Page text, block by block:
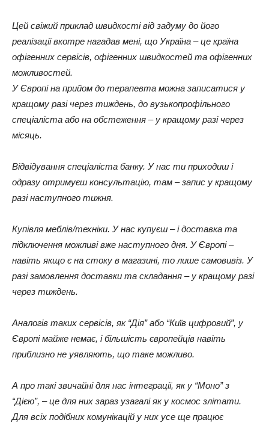
Цей свіжий приклад швидкості від задуму до його
реалізації вкотре нагадав мені, що Україна – це країна
офігенних сервісів, офігенних швидкостей та офігенних
можливостей.
У Європі на прийом до терапевта можна записатися у
кращому разі через тиждень, до вузькопрофільного
спеціаліста або на обстеження – у кращому разі через
місяць.
Відвідування спеціаліста банку. У нас ти приходиш і
одразу отримуєш консультацію, там – запис у кращому
разі наступного тижня.
Купівля меблів/техніки. У нас купуєш – і доставка та
підключення можливі вже наступного дня. У Європі –
навіть якщо є на стоку в магазині, то лише самовивіз. У
разі замовлення доставки та складання – у кращому разі
через тиждень.
Аналогів таких сервісів, як “Дія” або “Київ цифровий”, у
Європі майже немає, і більшість європейців навіть
приблизно не уявляють, що таке можливо.
А про такі звичайні для нас інтеграції, як у “Моно” з
“Дією”, – це для них зараз узагалі як у космос злітати.
Для всіх подібних комунікацій у них усе ще працює